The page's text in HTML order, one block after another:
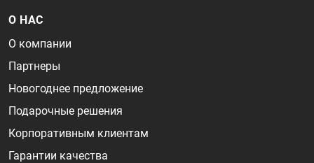
О НАС
О компании
Партнеры
Новогоднее предложение
Подарочные решения
Корпоративным клиентам
Гарантии качества